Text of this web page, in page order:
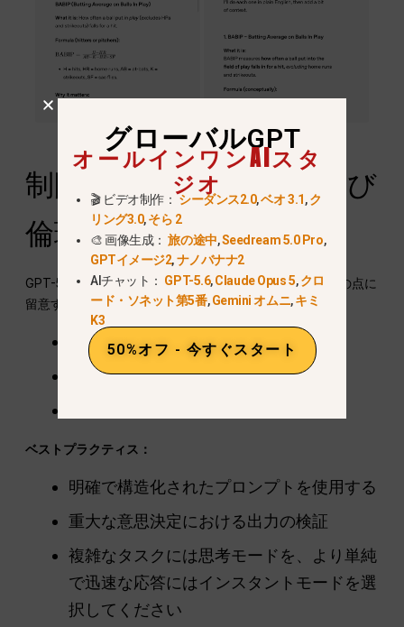
制限事項、リスク、および
倫理的考慮事項
GPT-5.1 Thinkingは高度な機能ですが、ユーザーは以下の点に
留意する必要があります：
幻覚の可能性または誤った出力
データと回答におけるバイアス
ベストプラクティス：
明確で構造化されたプロンプトを使用する
重大な意思決定における出力の検証
複雑なタスクには思考モードを、より単純
で迅速な応答にはインスタントモードを選
択してください
グローバルGPT
オールインワンAIスタ
ジオ
🎬 ビデオ制作：シーダンス2.0,ベオ 3.1,ク
リング3.0,そら 2
🎨 画像生成：旅の途中,Seedream 5.0 Pro,
GPTイメージ2,ナノバナナ2
AIチャット： GPT-5.6,Claude Opus 5,クロ
ード・ソネット第5番,Gemini オムニ,キミ
K3
50%オフ - 今すぐスタート